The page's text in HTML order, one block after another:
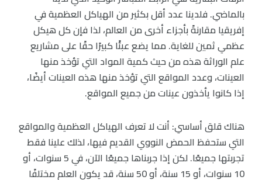
بالماضي. فلدينا عدد أقل بكثير من الهياكل العظمية في
إفريقيا مقارنةً بأجزاء أخرى من العالم، لذا فإن كل هيكل
عظمي ثمين للغاية. مما يضع عبئًا كبيرًا حقًا على مشاريع
علم الوراثة هذه من حيث كمية المواد التي تؤخذ منها
العينات، وعدد المواقع التي تؤخذ منها هذه العينات أيضًا،
إذا كانوا يأخذون عينات من جميع المواقع.
هناك قلق أساسي: أنت لا تعرف الهياكل العظمية والمواقع
التي ستحفظ الحمض النووي القديم فيها، لذلك علينا فقط
تجربتها جميعًا. لكن إذا جربناها جميعًا الآن، في 5 سنوات، أو
10 سنوات، أو 15 سنة، أو 50 سنة، قد يكون العلم مختلفًا